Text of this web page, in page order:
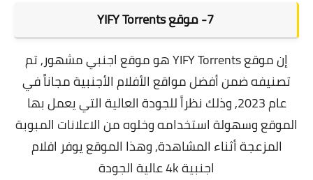
7- موقع YIFY Torrents
إن
موقع YIFY Torrents هو موقع اجنبي مشهور, تم
تصنيفه ضمنأفضل مواقع الأفلام الأجنبية مجاناً في
عام 2023, وذلك نظراً للجودة العالية التي يعمل بها
الموقع وسهولة استخدامه وخلوه من الاعلانات المبوبة
المزعجة أثناء المشاهدة, وهذا الموقع يوفر افلام
اجنبية 4k عالية الجودة